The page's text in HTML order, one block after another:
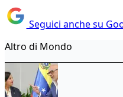
Seguici anche su
Altro di Mondo